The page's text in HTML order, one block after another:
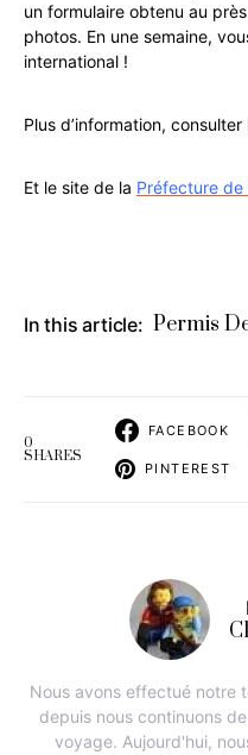
un formulaire obtenu au
photos. En une semaine,
international !
Plus d’information,
Et le site de la Préfecture de
In this article: Permis
0
SHARES
FACEBOOK
PINTEREST
Nous avons effectué notre
depuis nous continuons
voyage. Aujourd'hui,